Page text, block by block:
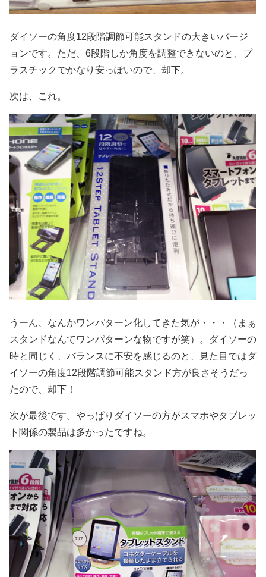
ダイソーの角度12段階調節可能スタンドの大きいバージ
ョンです。ただ、6段階しか角度を調整できないのと、プ
ラスチックでかなり安っぽいので、却下。
次は、これ。
うーん、なんかワンパターン化してきた気が・・・（まぁ
スタンドなんてワンパターンな物ですが笑）。ダイソーの
時と同じく、バランスに不安を感じるのと、見た目ではダ
イソーの角度12段階調節可能スタンド方が良さそうだっ
たので、却下！
次が最後です。やっぱりダイソーの方がスマホやタブレッ
ト関係の製品は多かったですね。